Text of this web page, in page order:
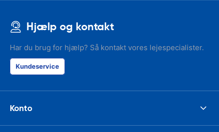
Hjælp og kontakt
Har du brug for hjælp? Så kontakt vores lejespecialister.
Kundeservice
Konto